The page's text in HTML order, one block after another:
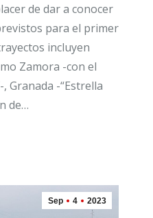
de dar a conocer
para el primer
incluyen
Zamora -con el
Granada -“Estrella
de…
Sep 4 2023